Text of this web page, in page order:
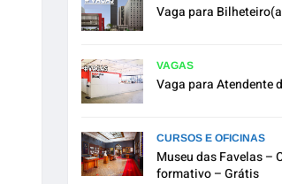
Vaga para
VAGAS
Vaga para Atendente
CURSOS E OFICINAS
Museu das Favelas –
formativo – Grátis